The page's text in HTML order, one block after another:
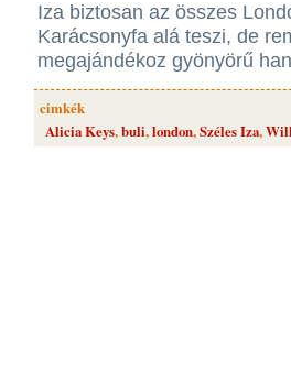
Iza biztosan az összes
Karácsonyfa alá teszi, de
megajándékoz gyönyörű
cimkék
Alicia Keys,buli,london,Széles Iza,